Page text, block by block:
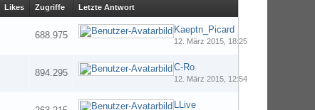
Likes Zugriffe Letzte Antwort
688.975
Kaeptn_Picard
12. März 2015, 18:25
894.295
C-Ro
12. März 2015, 12:54
LLive